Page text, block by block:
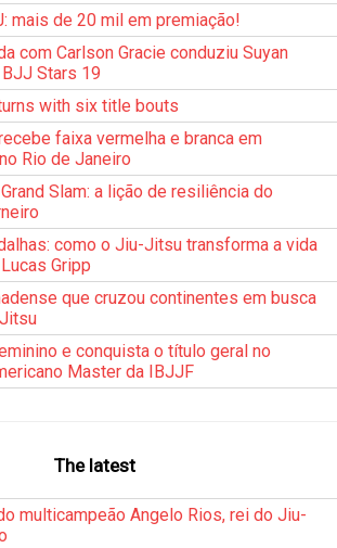
mais de 20 mil em premiação!
com Carlson Gracie conduziu Suyan
Stars 19
with six title bouts
faixa vermelha e branca em
Rio de Janeiro
Slam: a lição de resiliência do
como o Jiu-Jitsu transforma a vida
Gripp
que cruzou continentes em busca
e conquista o título geral no
Master da IBJJF
The latest
multicampeão Angelo Rios, rei do Jiu-